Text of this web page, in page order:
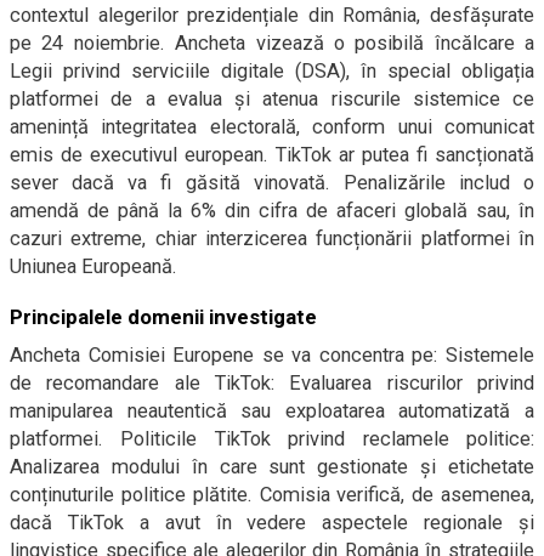
contextul alegerilor prezidențiale din România, desfășurate
pe 24 noiembrie. Ancheta vizează o posibilă încălcare a
Legii privind serviciile digitale (DSA), în special obligația
platformei de a evalua și atenua riscurile sistemice ce
amenință integritatea electorală, conform unui comunicat
emis de executivul european. TikTok ar putea fi sancționată
sever dacă va fi găsită vinovată. Penalizările includ o
amendă de până la 6% din cifra de afaceri globală sau, în
cazuri extreme, chiar interzicerea funcționării platformei în
Uniunea Europeană.
Principalele domenii investigate
Ancheta Comisiei Europene se va concentra pe: Sistemele
de recomandare ale TikTok: Evaluarea riscurilor privind
manipularea neautentică sau exploatarea automatizată a
platformei. Politicile TikTok privind reclamele politice:
Analizarea modului în care sunt gestionate și etichetate
conținuturile politice plătite. Comisia verifică, de asemenea,
dacă TikTok a avut în vedere aspectele regionale și
lingvistice specifice ale alegerilor din România în strategiile